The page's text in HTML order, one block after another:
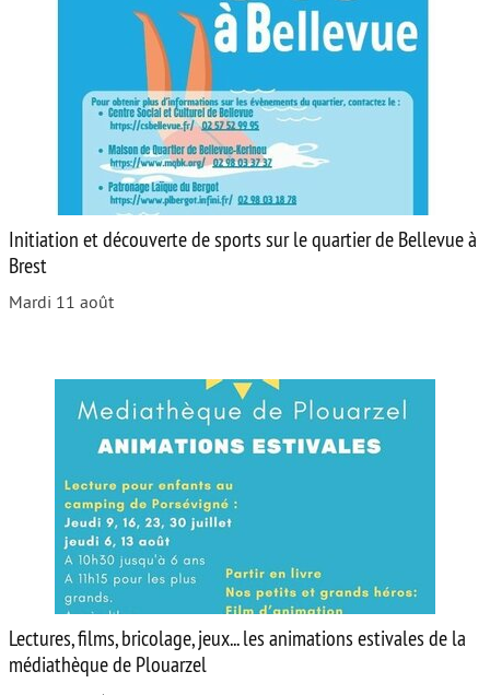
Initiation et découverte de sports sur le quartier de Bellevue à
Brest
Mardi 11 août
Lectures, films, bricolage, jeux... les animations estivales de la
médiathèque de Plouarzel